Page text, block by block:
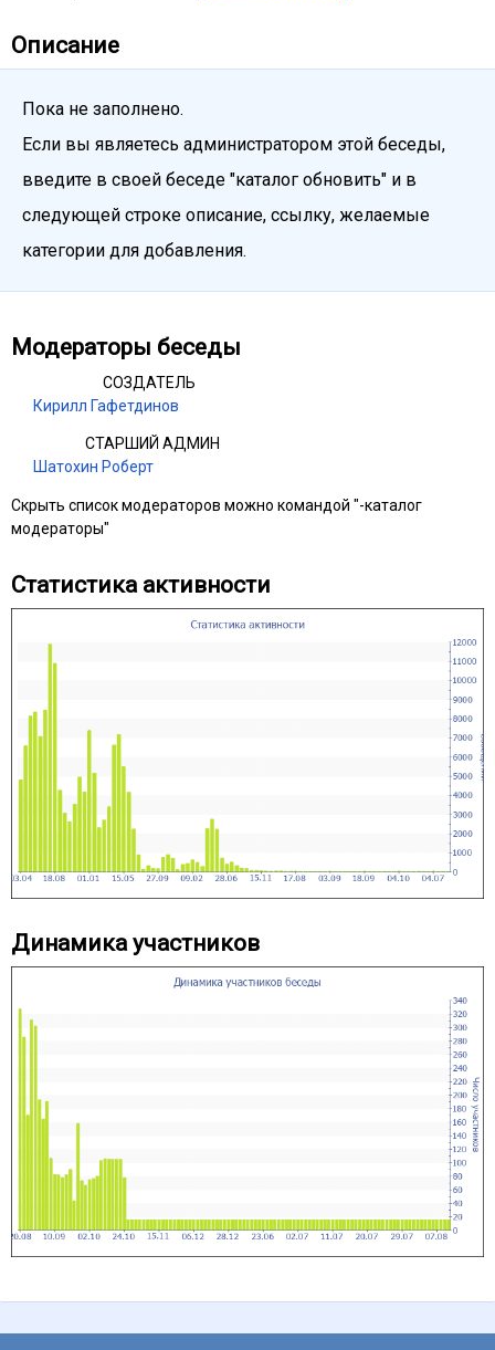
Описание
Пока не заполнено.
Если вы являетесь администратором этой беседы,
введите в своей беседе "каталог обновить" и в
следующей строке описание, ссылку, желаемые
категории для добавления.
Модераторы беседы
СОЗДАТЕЛЬ
Кирилл Гафетдинов
СТАРШИЙ АДМИН
Шатохин Роберт
Скрыть список модераторов можно командой "-каталог
модераторы"
Статистика активности
Динамика участников